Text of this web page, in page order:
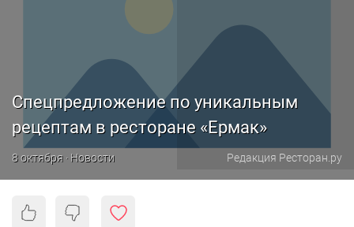
Спецпредложение по уникальным
рецептам в ресторане «Ермак»
8 октября · Новости Редакция Ресторан.ру